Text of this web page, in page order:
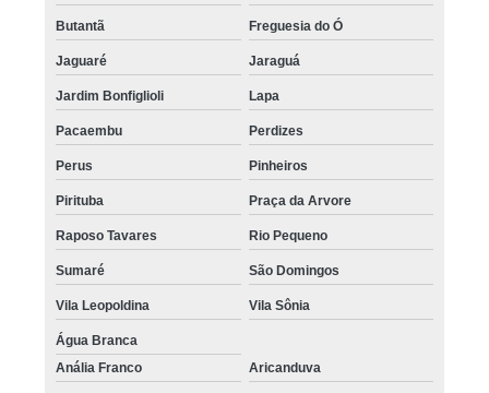
Butantã Freguesia do Ó
Jaguaré Jaraguá
Jardim Bonfiglioli Lapa
Pacaembu Perdizes
Perus Pinheiros
Pirituba Praça da Arvore
Raposo Tavares Rio Pequeno
Sumaré São Domingos
Vila Leopoldina Vila Sônia
Água Branca
Anália Franco
Aricanduva